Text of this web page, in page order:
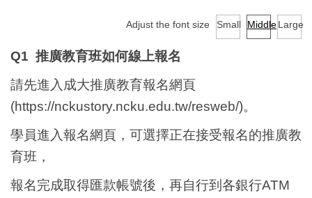
Adjust the font size Small MiddleLarge
Q1 推廣教育班如何線上報名
請先進入成大推廣教育報名網頁
(https://nckustory.ncku.edu.tw/resweb/)。
學員進入報名網頁，可選擇正在接受報名的推廣教
育班，
報名完成取得匯款帳號後，再自行到各銀行ATM